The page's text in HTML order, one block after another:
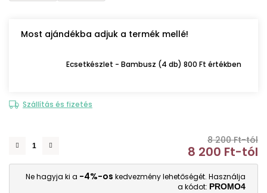
Most ajándékba adjuk a termék mellé!
Ecsetkészlet - Bambusz (4 db) 800 Ft értékben
Szállítás és fizetés
8 200 Ft-tól
8 200 Ft-tól
Ne hagyja ki a -4%-os kedvezmény lehetőségét. Használja
a kódot: PROMO4